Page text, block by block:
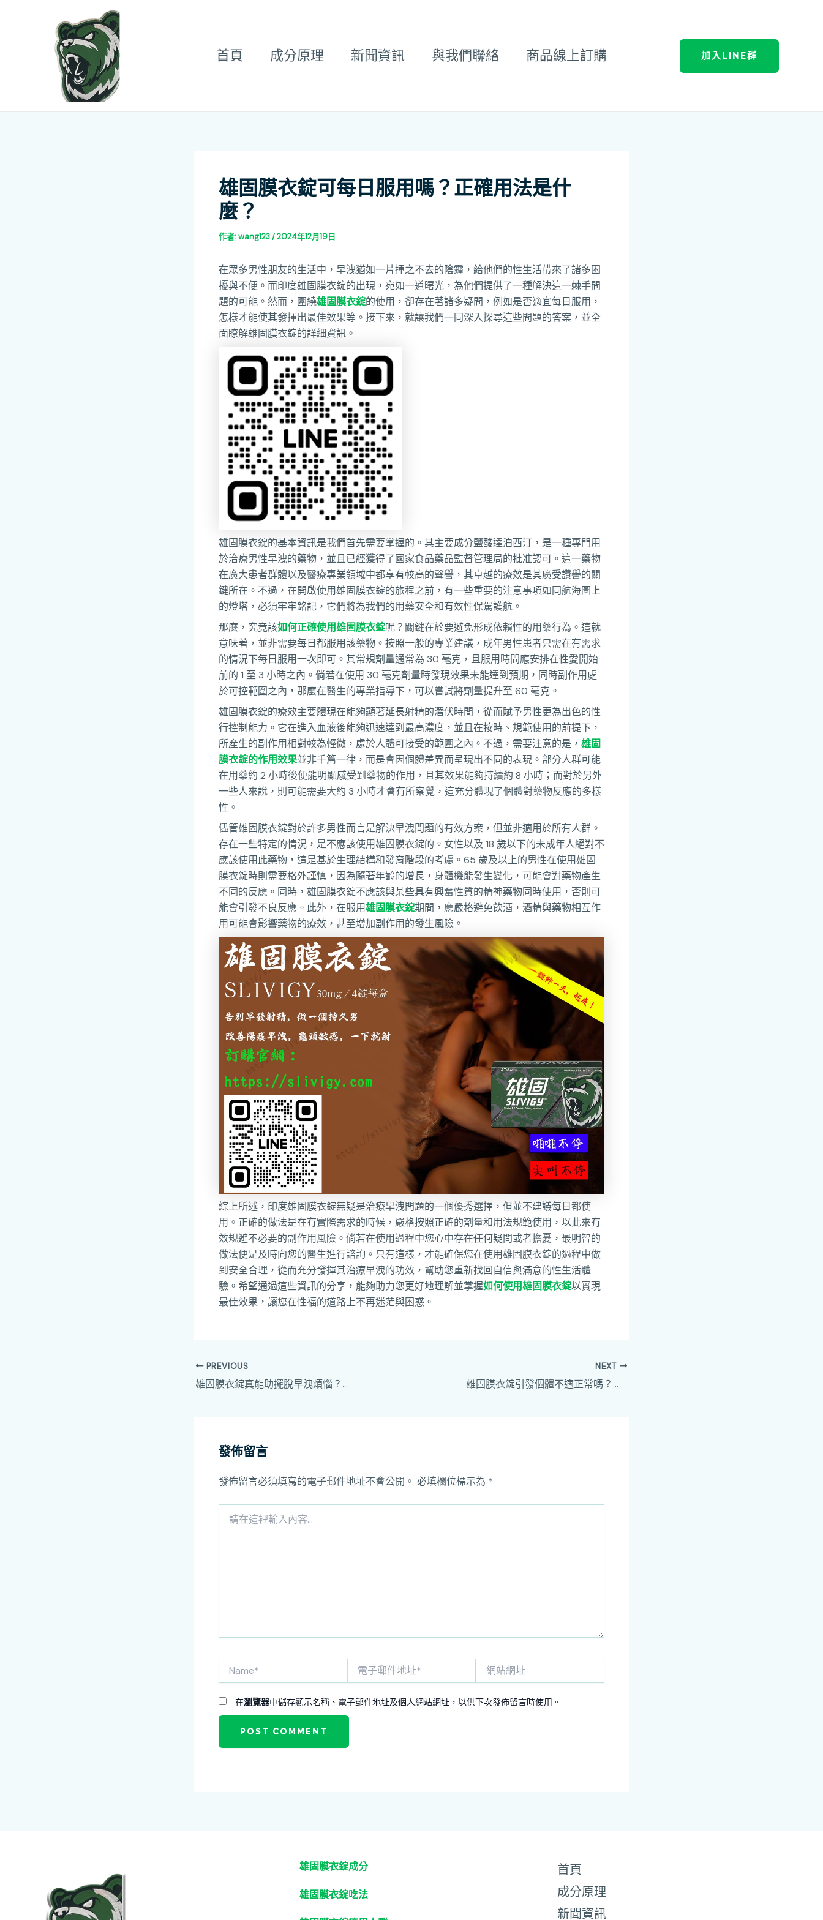
首頁 成分原理 新聞資訊 與我們聯絡 商品線上訂購 加入LINE群
雄固膜衣錠可每日服用嗎？正確用法是什
麼？
作者:wang123/2024年12月19日
在眾多男性朋友的生活中，早洩猶如一片揮之不去的陰霾，給他們的性生活帶來了諸多困
擾與不便。而印度雄固膜衣錠的出現，宛如一道曙光，為他們提供了一種解決這一棘手問
題的可能。然而，圍繞雄固膜衣錠的使用，卻存在著諸多疑問，例如是否適宜每日服用，
怎樣才能使其發揮出最佳效果等。接下來，就讓我們一同深入探尋這些問題的答案，並全
面瞭解雄固膜衣錠的詳細資訊。
雄固膜衣錠的基本資訊是我們首先需要掌握的。其主要成分鹽酸達泊西汀，是一種專門用
於治療男性早洩的藥物，並且已經獲得了國家食品藥品監督管理局的批准認可。這一藥物
在廣大患者群體以及醫療專業領域中都享有較高的聲譽，其卓越的療效是其廣受讚譽的關
鍵所在。不過，在開啟使用雄固膜衣錠的旅程之前，有一些重要的注意事項如同航海圖上
的燈塔，必須牢牢銘記，它們將為我們的用藥安全和有效性保駕護航。
那麼，究竟該如何正確使用雄固膜衣錠呢？關鍵在於要避免形成依賴性的用藥行為。這就
意味著，並非需要每日都服用該藥物。按照一般的專業建議，成年男性患者只需在有需求
的情況下每日服用一次即可。其常規劑量通常為 30 毫克，且服用時間應安排在性愛開始
前的 1 至 3 小時之內。倘若在使用 30 毫克劑量時發現效果未能達到預期，同時副作用處
於可控範圍之內，那麼在醫生的專業指導下，可以嘗試將劑量提升至 60 毫克。
雄固膜衣錠的療效主要體現在能夠顯著延長射精的潛伏時間，從而賦予男性更為出色的性
行控制能力。它在進入血液後能夠迅速達到最高濃度，並且在按時、規範使用的前提下，
所產生的副作用相對較為輕微，處於人體可接受的範圍之內。不過，需要注意的是， 雄固
膜衣錠的作用效果並非千篇一律，而是會因個體差異而呈現出不同的表現。部分人群可能
在用藥約 2 小時後便能明顯感受到藥物的作用，且其效果能夠持續約 8 小時；而對於另外
一些人來說，則可能需要大約 3 小時才會有所察覺，這充分體現了個體對藥物反應的多樣
性。
儘管雄固膜衣錠對於許多男性而言是解決早洩問題的有效方案，但並非適用於所有人群。
存在一些特定的情況，是不應該使用雄固膜衣錠的。女性以及 18 歲以下的未成年人絕對不
應該使用此藥物，這是基於生理結構和發育階段的考慮。65 歲及以上的男性在使用雄固
膜衣錠時則需要格外謹慎，因為隨著年齡的增長，身體機能發生變化，可能會對藥物產生
不同的反應。同時，雄固膜衣錠不應該與某些具有興奮性質的精神藥物同時使用，否則可
能會引發不良反應。此外，在服用雄固膜衣錠期間，應嚴格避免飲酒，酒精與藥物相互作
用可能會影響藥物的療效，甚至增加副作用的發生風險。
綜上所述，印度雄固膜衣錠無疑是治療早洩問題的一個優秀選擇，但並不建議每日都使
用。正確的做法是在有實際需求的時候，嚴格按照正確的劑量和用法規範使用，以此來有
效規避不必要的副作用風險。倘若在使用過程中您心中存在任何疑問或者擔憂，最明智的
做法便是及時向您的醫生進行諮詢。只有這樣，才能確保您在使用雄固膜衣錠的過程中做
到安全合理，從而充分發揮其治療早洩的功效，幫助您重新找回自信與滿意的性生活體
驗。希望通過這些資訊的分享，能夠助力您更好地理解並掌握如何使用雄固膜衣錠以實現
最佳效果，讓您在性福的道路上不再迷茫與困惑。
PREVIOUS
雄固膜衣錠真能助擺脫早洩煩惱？效果、服用及副作用知多少？
NEXT
雄固膜衣錠引發個體不適正常嗎？何種情況需就醫？
發佈留言
發佈留言必須填寫的電子郵件地址不會公開。 必填欄位標示為 *
件
地
址
在瀏覽器中儲存顯示名稱、電子郵件地址及個人網站網址，以供下次發佈留言時使用。
雄固膜衣錠成分
雄固膜衣錠吃法
首頁
成分原理
新聞資訊